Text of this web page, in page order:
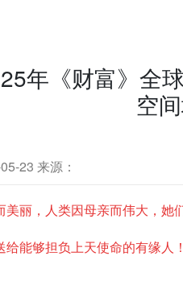
年《财富》全
空
23 来源：
丽， 人类因母亲而伟大，她
给能够担负上天使命的有缘人